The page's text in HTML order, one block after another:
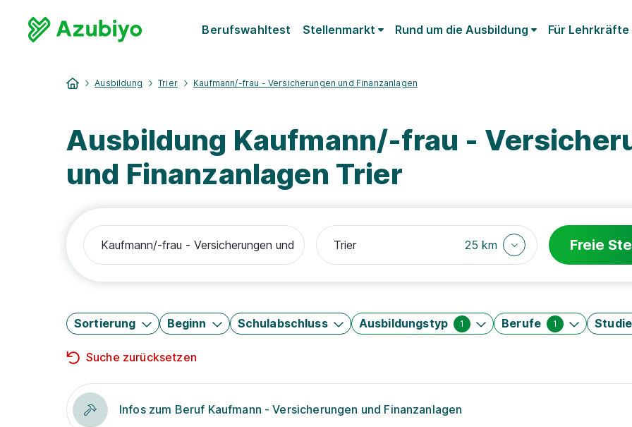
Berufswahltest Stellenmarkt Rund um die Ausbildung Für Lehrkräfte
Ausbildung Trier Kaufmann/-frau - Versicherungen und Finanzanlagen
Ausbildung Kaufmann/-frau -
und Finanzanlagen Trier
25 km Freie
Sortierung Beginn Schulabschluss Ausbildungstyp 1 Berufe 1
Suche zurücksetzen
Infos zum Beruf Kaufmann - Versicherungen und Finanzanlagen